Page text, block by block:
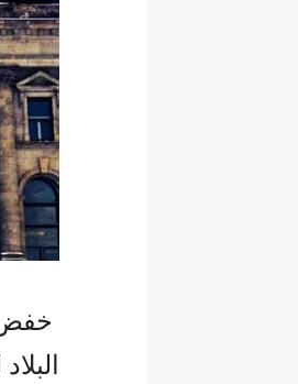
خفض